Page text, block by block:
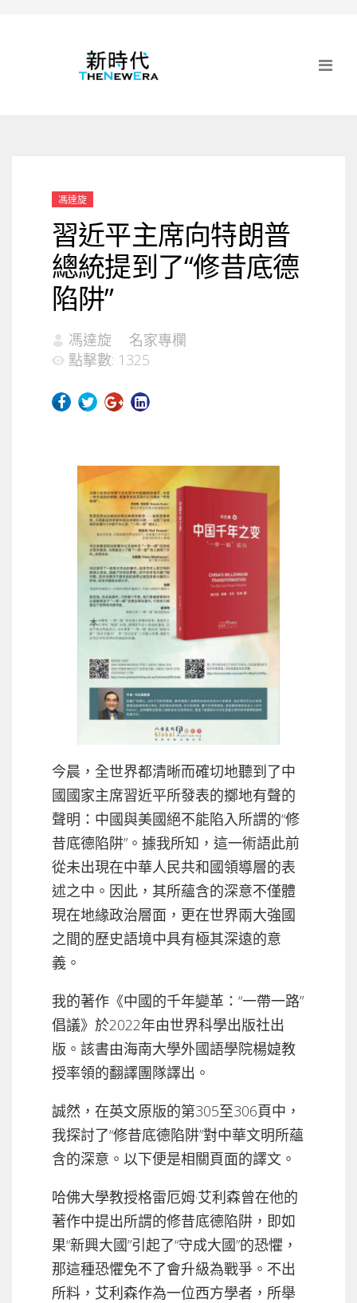
馮達旋
習近平主席向特朗普
總統提到了“修昔底德
陷阱”
馮達旋
名家專欄
點擊數: 1325
今晨，全世界都清晰而確切地聽到了中
國國家主席習近平所發表的擲地有聲的
聲明：中國與美國絕不能陷入所謂的“修
昔底德陷阱”。據我所知，這一術語此前
從未出現在中華人民共和國領導層的表
述之中。因此，其所蘊含的深意不僅體
現在地緣政治層面，更在世界兩大強國
之間的歷史語境中具有極其深遠的意
義。
我的著作《中國的千年變革：“一帶一路”
倡議》於2022年由世界科學出版社出
版。該書由海南大學外國語學院楊媫教
授率領的翻譯團隊譯出。
誠然，在英文原版的第305至306頁中，
我探討了“修昔底德陷阱”對中華文明所蘊
含的深意。以下便是相關頁面的譯文。
哈佛大學教授格雷厄姆·艾利森曾在他的
著作中提出所謂的修昔底德陷阱，即如
果“新興大國”引起了“守成大國”的恐懼，
那這種恐懼免不了會升級為戰爭。不出
所料，艾利森作為一位西方學者，所舉